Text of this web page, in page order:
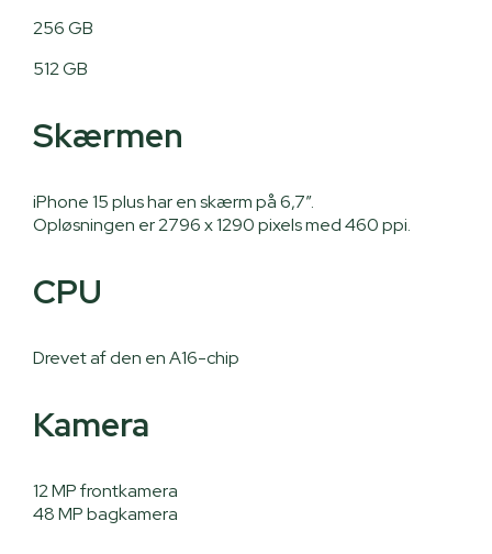
256 GB
512 GB
Skærmen
iPhone 15 plus har en skærm på 6,7”.
Opløsningen er 2796 x 1290 pixels med 460 ppi.
CPU
Drevet af den en A16-chip
Kamera
12 MP frontkamera
48 MP bagkamera